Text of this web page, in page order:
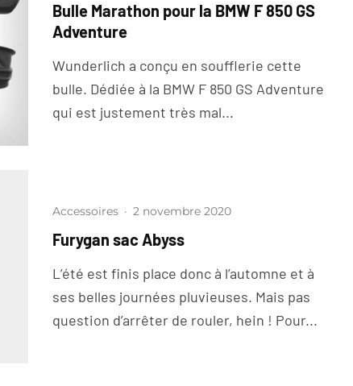
Bulle Marathon pour la BMW F 850 GS
Adventure
Wunderlich a conçu en soufflerie cette
bulle. Dédiée à la BMW F 850 GS Adventure
qui est justement très mal...
Accessoires · 2 novembre 2020
Furygan sac Abyss
L’été est finis place donc à l’automne et à
ses belles journées pluvieuses. Mais pas
question d’arrêter de rouler, hein ! Pour...